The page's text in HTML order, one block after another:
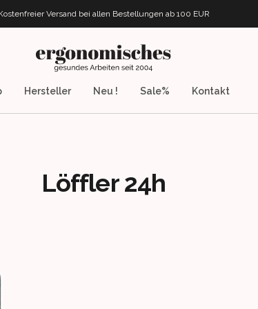
Versand bei allen Bestellungen ab 100 EUR
ergonomisches.de
Hersteller Neu ! Sale% Kontakt
Löffler 24h